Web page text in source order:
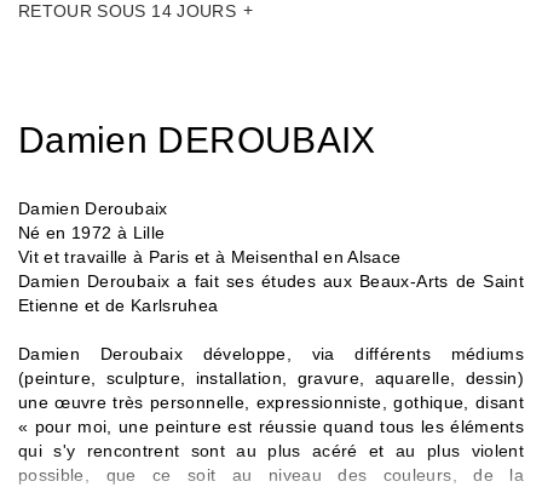
RETOUR SOUS 14 JOURS
Damien DEROUBAIX
Damien Deroubaix
Né en 1972 à Lille
Vit et travaille à Paris et à Meisenthal en Alsace
Damien Deroubaix a fait ses études aux Beaux-Arts de Saint
Etienne et de Karlsruhea
Damien Deroubaix développe, via différents médiums
(peinture, sculpture, installation, gravure, aquarelle, dessin)
une œuvre très personnelle, expressionniste, gothique, disant
« pour moi, une peinture est réussie quand tous les éléments
qui s'y rencontrent sont au plus acéré et au plus violent
possible, que ce soit au niveau des couleurs, de la